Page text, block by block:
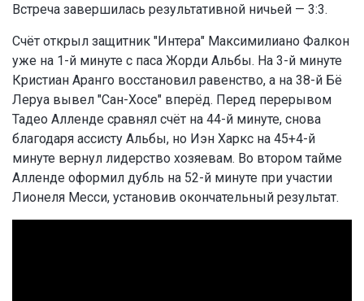
Встреча завершилась результативной ничьей — 3:3.
Счёт открыл защитник "Интера" Максимилиано Фалкон
уже на 1-й минуте с паса Жорди Альбы. На 3-й минуте
Кристиан Аранго восстановил равенство, а на 38-й Бё
Леруа вывел "Сан-Хосе" вперёд. Перед перерывом
Тадео Алленде сравнял счёт на 44-й минуте, снова
благодаря ассисту Альбы, но Иэн Харкс на 45+4-й
минуте вернул лидерство хозяевам. Во втором тайме
Алленде оформил дубль на 52-й минуте при участии
Лионеля Месси, установив окончательный результат.